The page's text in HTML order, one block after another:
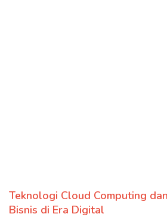
Teknologi Cloud Computing
Bisnis di Era Digital